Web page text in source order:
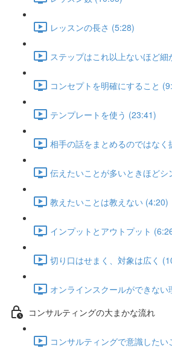
レッスンの長さ (5:28)
ステップはこれ以上ないほど細
コンセプトを明確にすること
テンプレートを使う (23:41)
相手の話をまとめるのではなく
伝えたいことが多いときほど
教えたいことは教えない (4:20)
インプットとアウトプット
切り口はせまく、対象は広く
オンラインスクールができない
コンサルティングの大まかな流れ
コンサルティングで意識したい